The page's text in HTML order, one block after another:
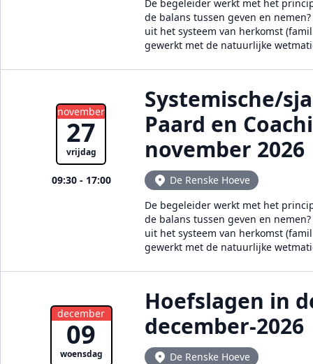
De begeleider werkt met het
de balans tussen geven en
uit het systeem van herkomst
gewerkt met de natuurlijke
november
27
vrijdag
09:30 - 17:00
Systemische/
Paard en
november 2026
De Renske Hoeve
De begeleider werkt met het
de balans tussen geven en
uit het systeem van herkomst
gewerkt met de natuurlijke
december
09
woensdag
Hoefslagen in
december-2026
De Renske Hoeve